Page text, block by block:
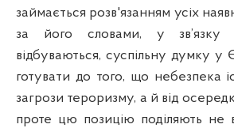
займається розв'язанням усіх
за його словами, у
відбуваються, суспільну думку у
готувати до того, що небезпека
загрози тероризму, а й від
проте цю позицію поділяють не